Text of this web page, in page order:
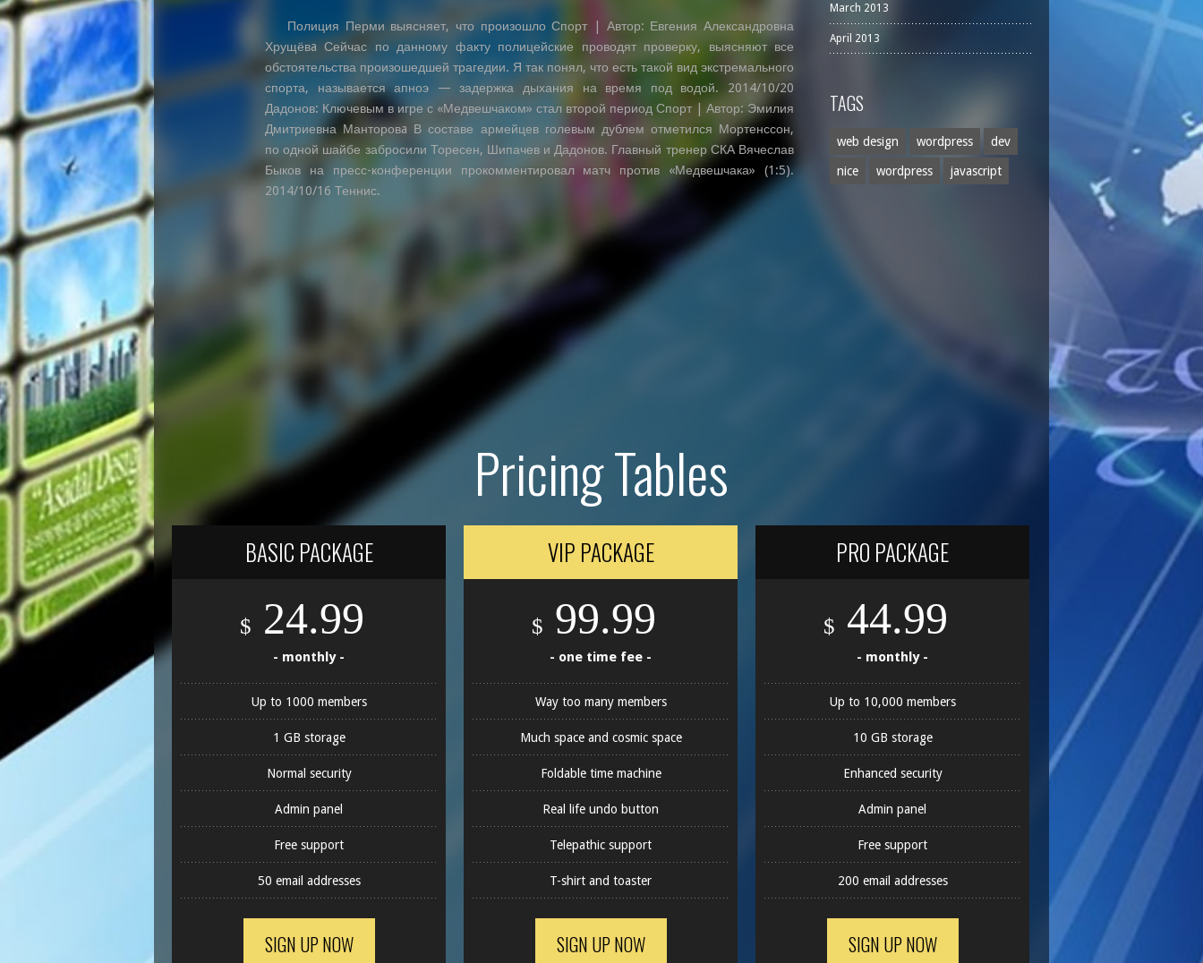
Полиция Перми выясняет, что произошло Спорт | Автор: Евгения Александровна
Хрущёвa Сейчас по данному факту полицейские проводят проверку, выясняют все
обстоятельства произошедшей трагедии. Я так понял, что есть такой вид экстремального
спорта, называется апноэ — задержка дыхания на время под водой. 2014/10/20
Дадонов: Ключевым в игре с «Медвешчаком» стал второй период Спорт | Автор: Эмилия
Дмитриевна Манторовa В составе армейцев голевым дублем отметился Мортенссон,
по одной шайбе забросили Торесен, Шипачев и Дадонов. Главный тренер СКА Вячеслав
Быков на пресс-конференции прокомментировал матч против «Медвешчака» (1:5).
2014/10/16 Теннис.
March 2013
April 2013
TAGS
web design wordpress dev
nice wordpress javascript
Pricing Tables
BASIC PACKAGE
$ 24.99
- monthly -
Up to 1000 members
1 GB storage
Normal security
Admin panel
Free support
50 email addresses
SIGN UP NOW
VIP PACKAGE
$ 99.99
- one time fee -
Way too many members
Much space and cosmic space
Foldable time machine
Real life undo button
Telepathic support
T-shirt and toaster
SIGN UP NOW
PRO PACKAGE
$ 44.99
- monthly -
Up to 10,000 members
10 GB storage
Enhanced security
Admin panel
Free support
200 email addresses
SIGN UP NOW